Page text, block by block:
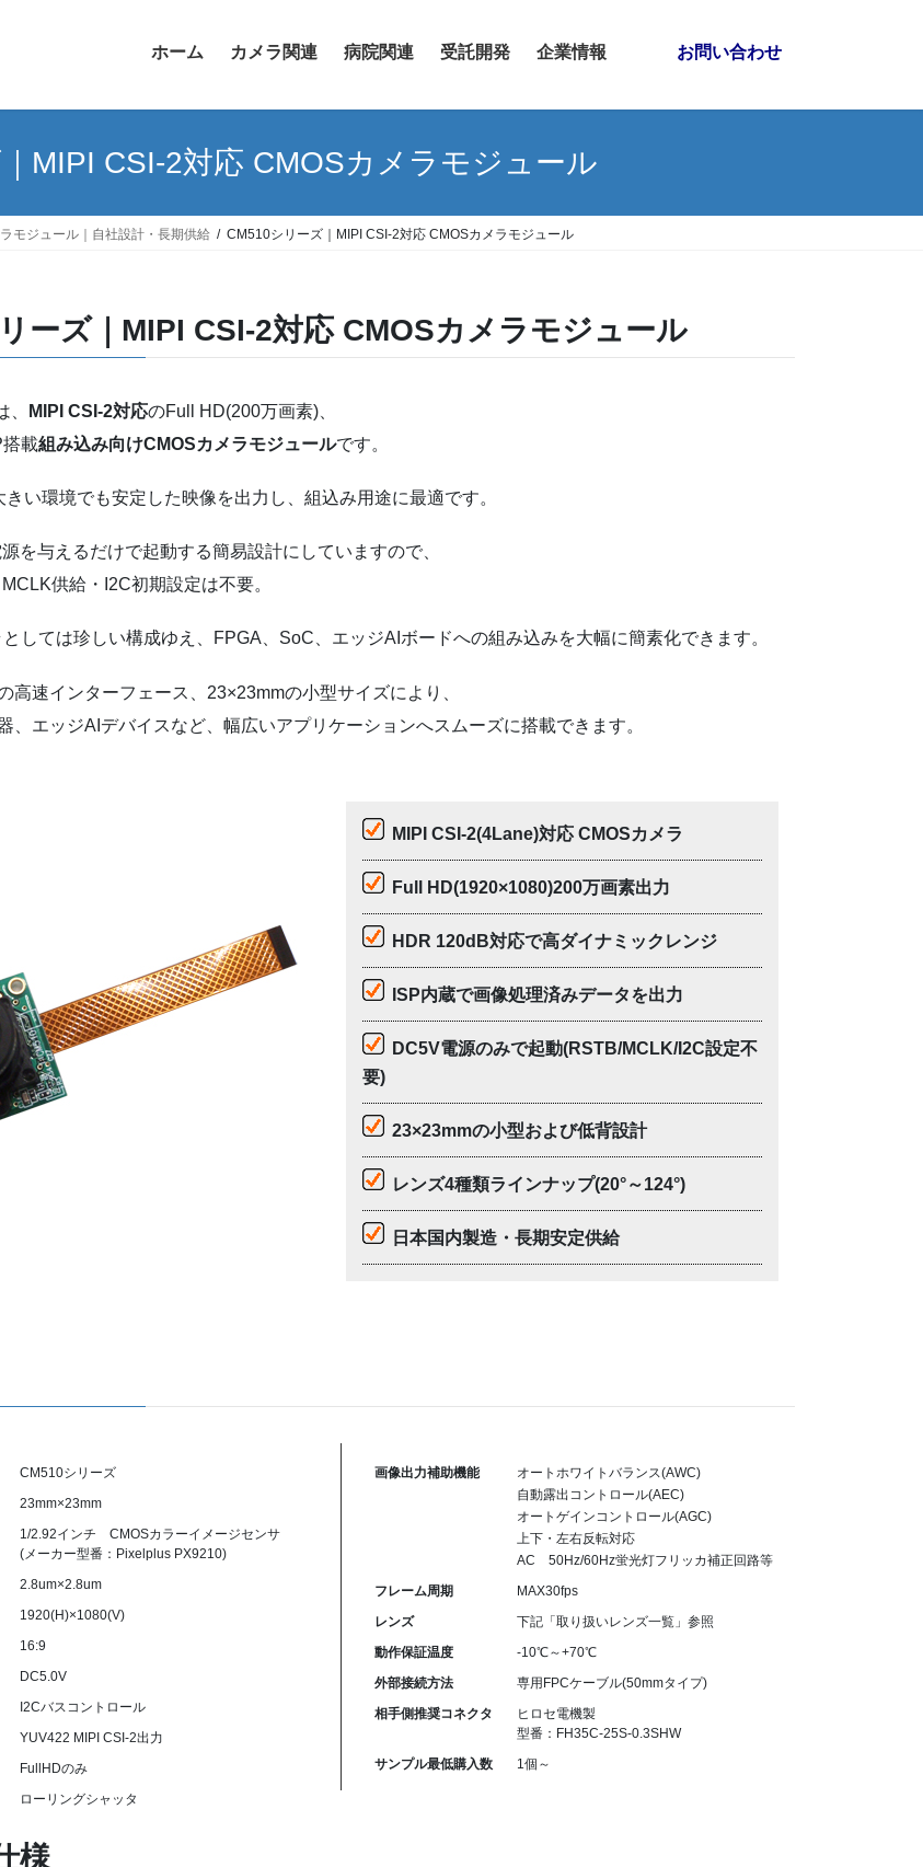
ホーム カメラ関連 病院関連 受託開発 企業情報 お問い合わせ
MIPI CSI-2対応 CMOSカメラモジュール
モジュール｜自社設計・長期供給 CM510シリーズ｜MIPI CSI-2対応 CMOSカメラモジュール
ーズ｜MIPI CSI-2対応 CMOSカメラモジュール
MIPI CSI-2対応のFull HD(200万画素)、
載組み込み向けCMOSカメラモジュールです。
い環境でも安定した映像を出力し、組込み用途に最適です。
を与えるだけで起動する簡易設計にしていますので、
供給・I2C初期設定は不要。
しては珍しい構成ゆえ、FPGA、SoC、エッジAIボードへの組み込みを大幅に簡素化できます。
高速インターフェース、23×23mmの小型サイズにより、
、エッジAIデバイスなど、幅広いアプリケーションへスムーズに搭載できます。
MIPI CSI-2(4Lane)対応 CMOSカメラ
Full HD(1920×1080)200万画素出力
HDR 120dB対応で高ダイナミックレンジ
ISP内蔵で画像処理済みデータを出力
DC5V電源のみで起動(RSTB/MCLK/I2C設定不
要)
23×23mmの小型および低背設計
レンズ4種類ラインナップ(20°～124°)
日本国内製造・長期安定供給
CM510シリーズ
23mm×23mm
1/2.92インチ CMOSカラーイメージセンサ
(メーカー型番：Pixelplus PX9210)
2.8um×2.8um
1920(H)×1080(V)
16:9
DC5.0V
I2Cバスコントロール
YUV422 MIPI CSI-2出力
FullHDのみ
ローリングシャッタ
画像出力補助機能
オートホワイトバランス(AWC)
自動露出コントロール(AEC)
オートゲインコントロール(AGC)
上下・左右反転対応
AC 50Hz/60Hz蛍光灯フリッカ補正回路等
フレーム周期
MAX30fps
レンズ
下記「取り扱いレンズ一覧」参照
動作保証温度
-10℃～+70℃
外部接続方法
専用FPCケーブル(50mmタイプ)
相手側推奨コネクタ
ヒロセ電機製
型番：FH35C-25S-0.3SHW
サンプル最低購入数
1個～
様